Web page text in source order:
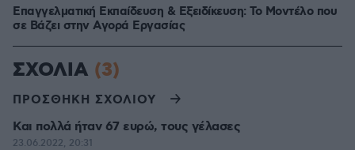
Επαγγελματική Εκπαίδευση & Εξειδίκευση: Το Mοντέλο που
σε Bάζει στην Aγορά Eργασίας
ΣΧΟΛΙΑ (3)
ΠΡΟΣΘΗΚΗ ΣΧΟΛΙΟΥ
Και πολλά ήταν 67 ευρώ, τους γέλασες
23.06.2022, 20:31